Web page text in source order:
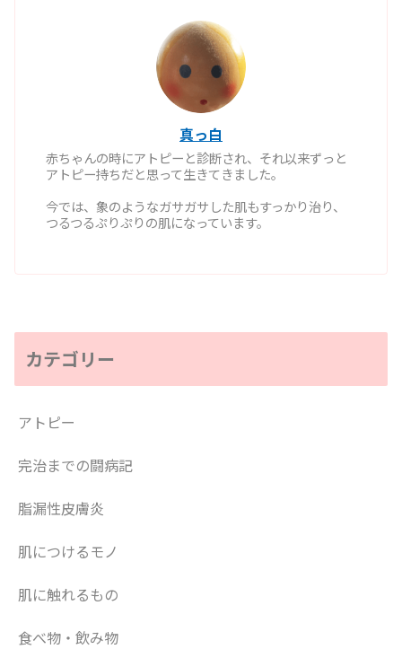
真っ白
赤ちゃんの時にアトピーと診断され、それ以来ずっと
アトピー持ちだと思って生きてきました。
今では、象のようなガサガサした肌もすっかり治り、
つるつるぷりぷりの肌になっています。
カテゴリー
アトピー
完治までの闘病記
脂漏性皮膚炎
肌につけるモノ
肌に触れるもの
食べ物・飲み物